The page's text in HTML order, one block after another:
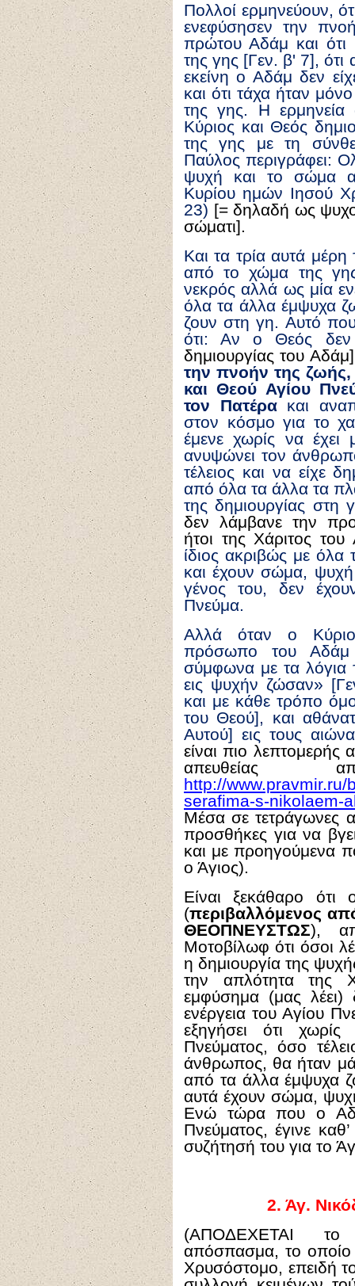
Πολλοί ερμηνεύουν,
ενεφύσησεν την
πρώτου Αδάμ και
της γης [Γεν. β' 7], ότι
εκείνη ο Αδάμ δεν
και ότι τάχα ήταν
της γης. Η ερμηνεία
Κύριος και Θεός
της γης με τη
Παύλος περιγράφει:
ψυχή και το σώμα
Κυρίου ημών Ιησού
23) [= δηλαδή ως
σώματι].
Και τα τρία αυτά
από το χώμα της
νεκρός αλλά ως μία
όλα τα άλλα έμψυχα
ζουν στη γη. Αυτό
ότι: Αν ο Θεός δεν
δημιουργίας του
την πνοήν της
και Θεού Αγίου
τον Πατέρακαι
στον κόσμο για το
έμενε χωρίς να
ανυψώνει τον
τέλειος και να είχε
από όλα τα άλλα τα
της δημιουργίας στη
δεν λάμβανε την
ήτοι της Χάριτος
ίδιος ακριβώς με
και έχουν σώμα,
γένος του, δεν
Πνεύμα.
Αλλά όταν ο
πρόσωπο του Αδάμ
σύμφωνα με τα
εις ψυχήν ζώσαν»
και με κάθε τρόπο
του Θεού], και
Αυτού] εις τους
είναι πιο λεπτομερής
http://
serafima-s-nikolaem-
Μέσα σε τετράγωνες
προσθήκες για να
και με προηγούμενα
ο Άγιος).
Είναι ξεκάθαρο
(περιβαλλόμενος
ΘΕΟΠΝΕΥΣΤΩΣ),
Μοτοβίλωφ ότι όσοι
η δημιουργία της
την απλότητα της
εμφύσημα (μας λέει)
ενέργεια του Αγίου
εξηγήσει ότι
Πνεύματος, όσο
άνθρωπος, θα ήταν
από τα άλλα έμψυχα
αυτά έχουν σώμα,
Ενώ τώρα που ο
Πνεύματος, έγινε καθ’
συζήτησή του για το
2. Άγ.
(ΑΠΟΔΕΧΕΤΑΙ το
απόσπασμα, το οποίο
Χρυσόστομο, επειδή